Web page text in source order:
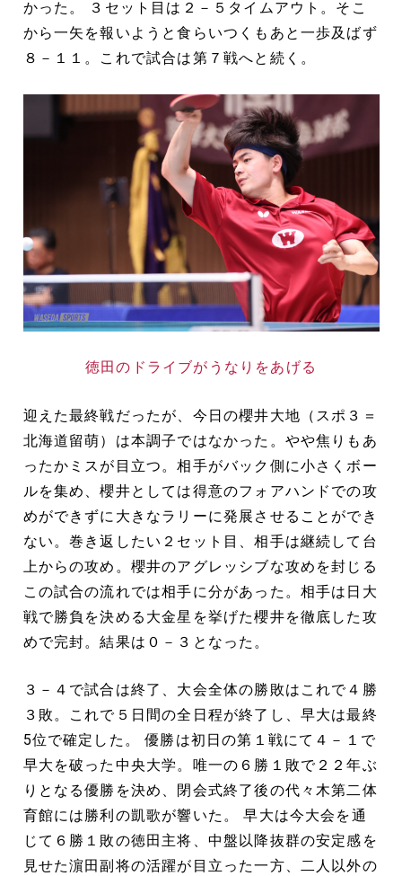
かった。 ３セット目は２－５タイムアウト。そこ
から一矢を報いようと食らいつくもあと一歩及ばず
８－１１。これで試合は第７戦へと続く。
徳田のドライブがうなりをあげる
迎えた最終戦だったが、今日の櫻井大地（スポ３＝
北海道留萌）は本調子ではなかった。やや焦りもあ
ったかミスが目立つ。相手がバック側に小さくボー
ルを集め、櫻井としては得意のフォアハンドでの攻
めができずに大きなラリーに発展させることができ
ない。巻き返したい２セット目、相手は継続して台
上からの攻め。櫻井のアグレッシブな攻めを封じる
この試合の流れでは相手に分があった。相手は日大
戦で勝負を決める大金星を挙げた櫻井を徹底した攻
めで完封。結果は０－３となった。
３－４で試合は終了、大会全体の勝敗はこれで４勝
３敗。これで５日間の全日程が終了し、早大は最終
5位で確定した。 優勝は初日の第１戦にて４－１で
早大を破った中央大学。唯一の６勝１敗で２２年ぶ
りとなる優勝を決め、閉会式終了後の代々木第二体
育館には勝利の凱歌が響いた。 早大は今大会を通
じて６勝１敗の徳田主将、中盤以降抜群の安定感を
見せた濵田副将の活躍が目立った一方、二人以外の